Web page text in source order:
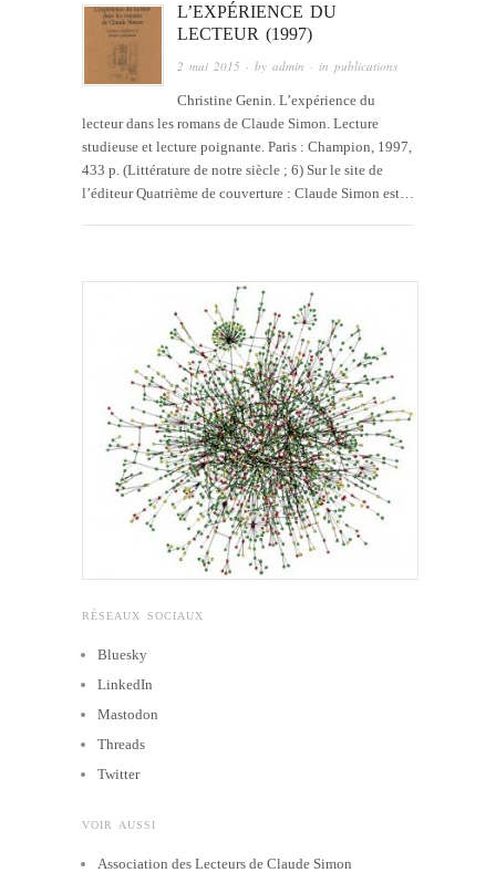
L’EXPÉRIENCE DU
LECTEUR (1997)
2 mai 2015 · byadmin · inpublications
Christine Genin. L’expérience du
lecteur dans les romans de Claude Simon. Lecture
studieuse et lecture poignante. Paris : Champion, 1997,
433 p. (Littérature de notre siècle ; 6) Sur le site de
l’éditeur Quatrième de couverture : Claude Simon est…
RÉSEAUX SOCIAUX
Bluesky
LinkedIn
Mastodon
Threads
Twitter
VOIR AUSSI
Association des Lecteurs de Claude Simon